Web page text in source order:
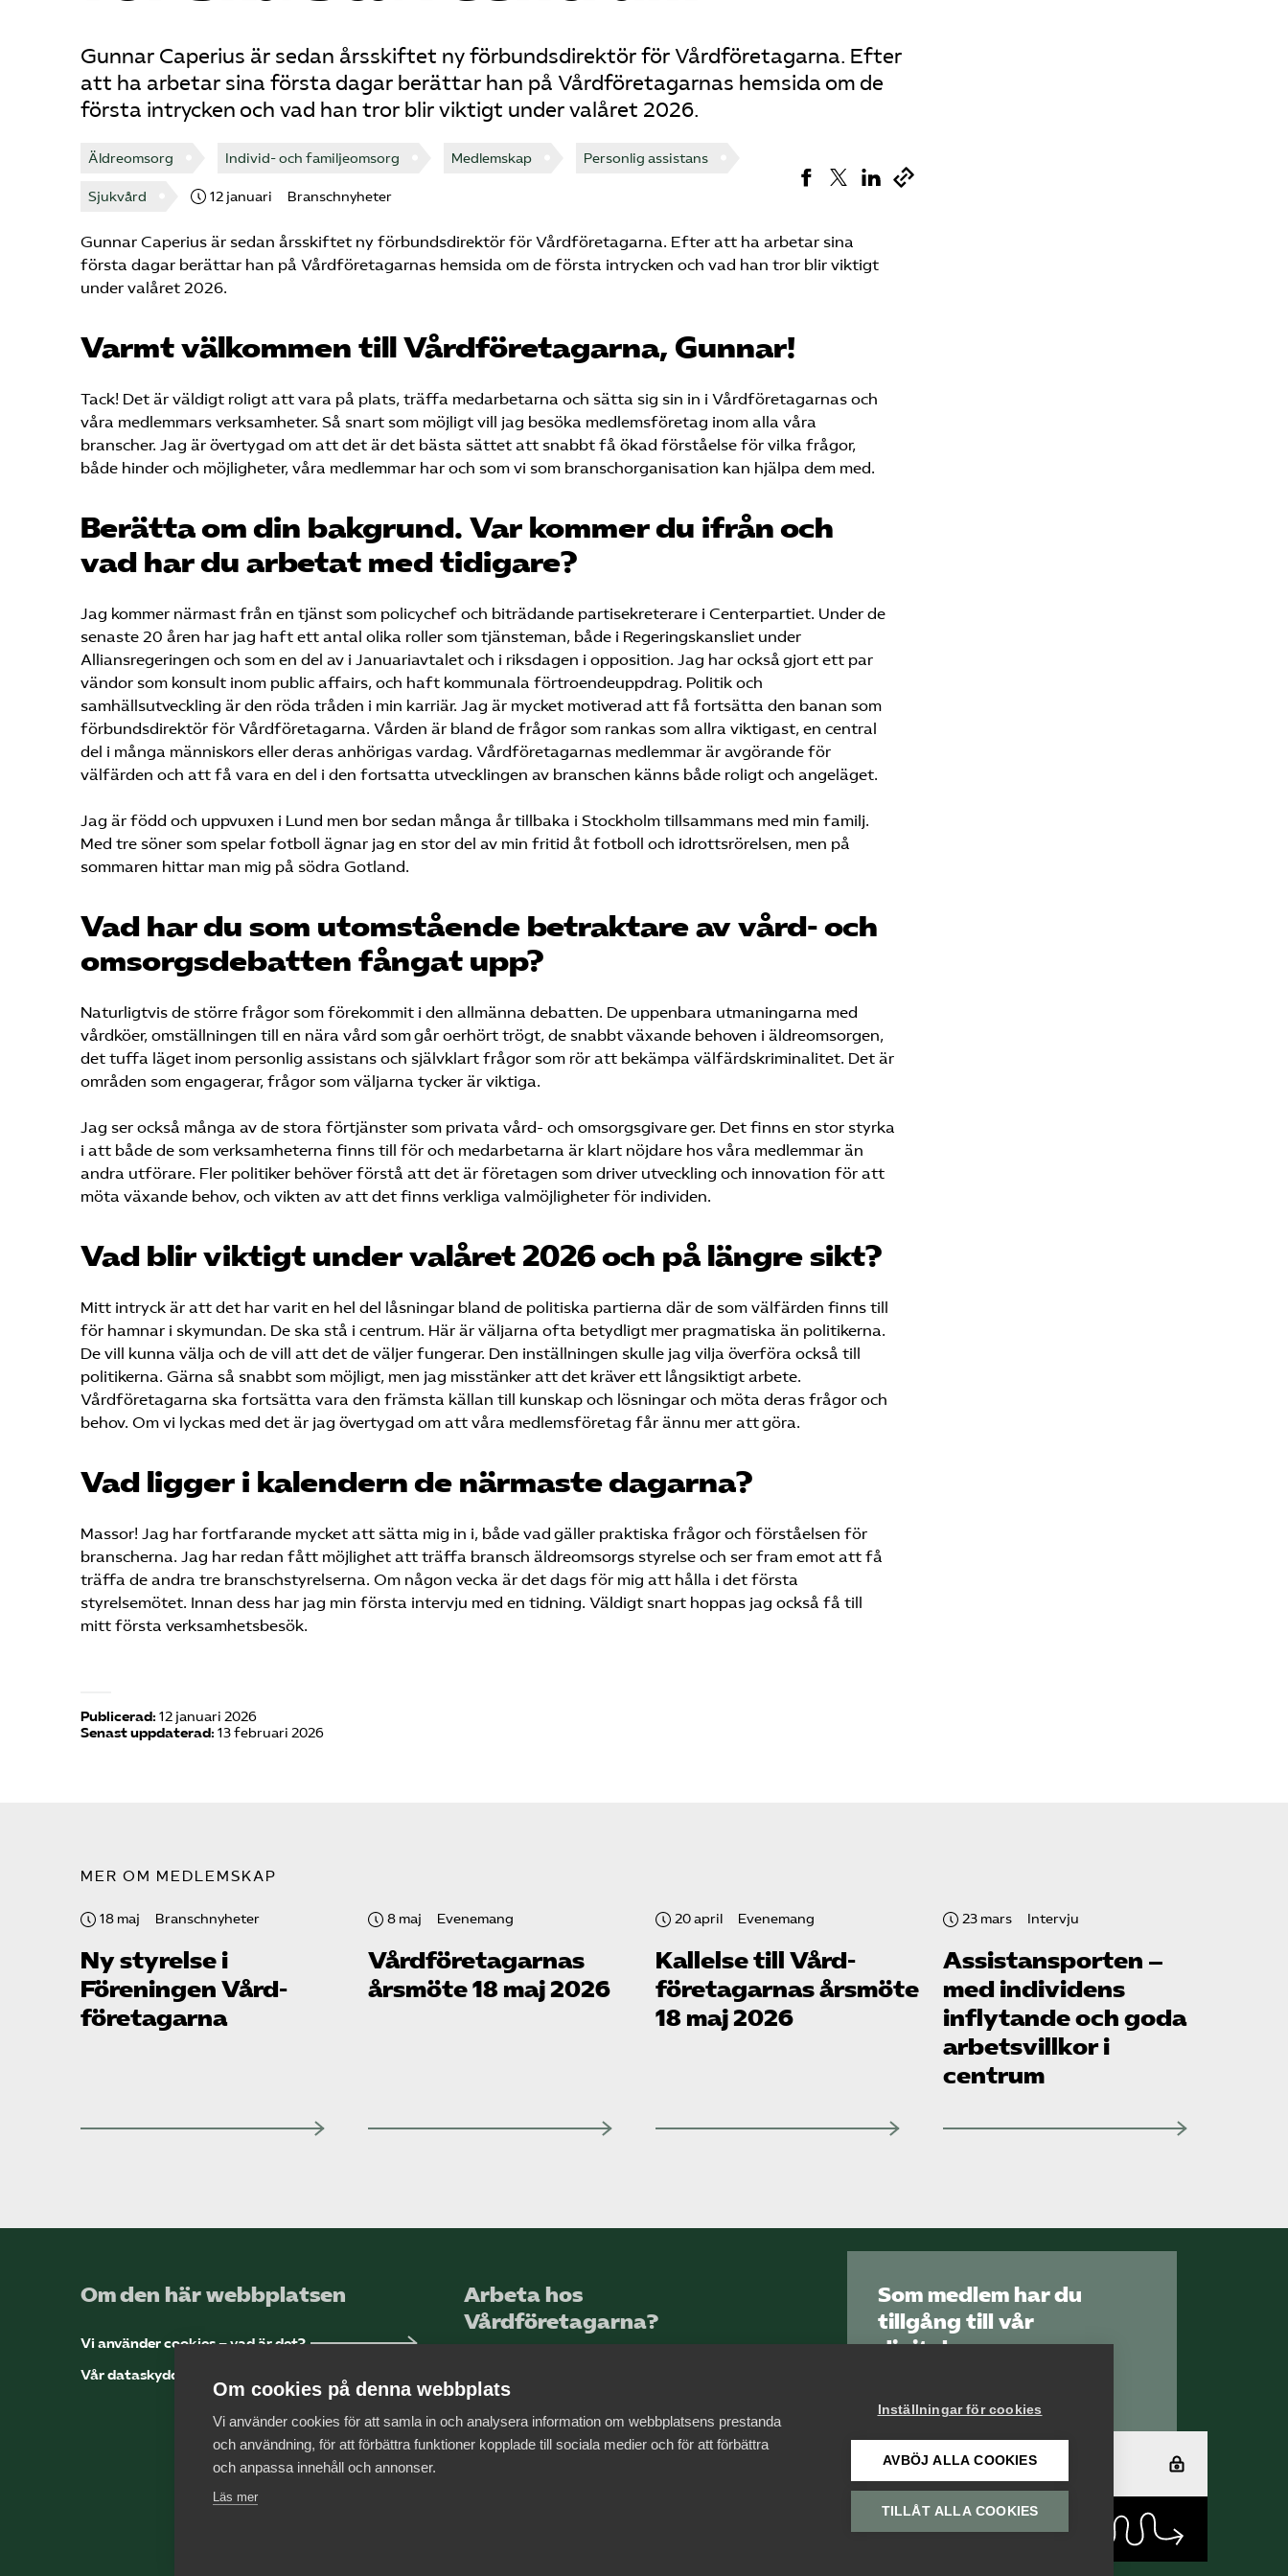
Gunnar Caperius är sedan årsskiftet ny förbundsdirektör för Vårdföretagarna. Efter
att ha arbetar sina första dagar berättar han på Vårdföretagarnas hemsida om de
första intrycken och vad han tror blir viktigt under valåret 2026.
Äldreomsorg Individ- och familjeomsorg Medlemskap Personlig assistans
Sjukvård 12 januari Branschnyheter
Gunnar Caperius är sedan årsskiftet ny förbundsdirektör för Vårdföretagarna. Efter att ha arbetar sina
första dagar berättar han på Vårdföretagarnas hemsida om de första intrycken och vad han tror blir viktigt
under valåret 2026.
Varmt välkommen till Vårdföretagarna, Gunnar!
Tack! Det är väldigt roligt att vara på plats, träffa medarbetarna och sätta sig sin in i Vårdföretagarnas och
våra medlemmars verksamheter. Så snart som möjligt vill jag besöka medlemsföretag inom alla våra
branscher. Jag är övertygad om att det är det bästa sättet att snabbt få ökad förståelse för vilka frågor,
både hinder och möjligheter, våra medlemmar har och som vi som branschorganisation kan hjälpa dem med.
Berätta om din bakgrund. Var kommer du ifrån och
vad har du arbetat med tidigare?
Jag kommer närmast från en tjänst som policychef och biträdande partisekreterare i Centerpartiet. Under de
senaste 20 åren har jag haft ett antal olika roller som tjänsteman, både i Regeringskansliet under
Alliansregeringen och som en del av i Januariavtalet och i riksdagen i opposition. Jag har också gjort ett par
vändor som konsult inom public affairs, och haft kommunala förtroendeuppdrag. Politik och
samhällsutveckling är den röda tråden i min karriär. Jag är mycket motiverad att få fortsätta den banan som
förbundsdirektör för Vårdföretagarna. Vården är bland de frågor som rankas som allra viktigast, en central
del i många människors eller deras anhörigas vardag. Vårdföretagarnas medlemmar är avgörande för
välfärden och att få vara en del i den fortsatta utvecklingen av branschen känns både roligt och angeläget.
Jag är född och uppvuxen i Lund men bor sedan många år tillbaka i Stockholm tillsammans med min familj.
Med tre söner som spelar fotboll ägnar jag en stor del av min fritid åt fotboll och idrottsrörelsen, men på
sommaren hittar man mig på södra Gotland.
Vad har du som utomstående betraktare av vård- och
omsorgsdebatten fångat upp?
Naturligtvis de större frågor som förekommit i den allmänna debatten. De uppenbara utmaningarna med
vårdköer, omställningen till en nära vård som går oerhört trögt, de snabbt växande behoven i äldreomsorgen,
det tuffa läget inom personlig assistans och självklart frågor som rör att bekämpa välfärdskriminalitet. Det är
områden som engagerar, frågor som väljarna tycker är viktiga.
Jag ser också många av de stora förtjänster som privata vård- och omsorgsgivare ger. Det finns en stor styrka
i att både de som verksamheterna finns till för och medarbetarna är klart nöjdare hos våra medlemmar än
andra utförare. Fler politiker behöver förstå att det är företagen som driver utveckling och innovation för att
möta växande behov, och vikten av att det finns verkliga valmöjligheter för individen.
Vad blir viktigt under valåret 2026 och på längre sikt?
Mitt intryck är att det har varit en hel del låsningar bland de politiska partierna där de som välfärden finns till
för hamnar i skymundan. De ska stå i centrum. Här är väljarna ofta betydligt mer pragmatiska än politikerna.
De vill kunna välja och de vill att det de väljer fungerar. Den inställningen skulle jag vilja överföra också till
politikerna. Gärna så snabbt som möjligt, men jag misstänker att det kräver ett långsiktigt arbete.
Vårdföretagarna ska fortsätta vara den främsta källan till kunskap och lösningar och möta deras frågor och
behov. Om vi lyckas med det är jag övertygad om att våra medlemsföretag får ännu mer att göra.
Vad ligger i kalendern de närmaste dagarna?
Massor! Jag har fortfarande mycket att sätta mig in i, både vad gäller praktiska frågor och förståelsen för
branscherna. Jag har redan fått möjlighet att träffa bransch äldreomsorgs styrelse och ser fram emot att få
träffa de andra tre branschstyrelserna. Om någon vecka är det dags för mig att hålla i det första
styrelsemötet. Innan dess har jag min första intervju med en tidning. Väldigt snart hoppas jag också få till
mitt första verksamhetsbesök.
Publicerad: 12 januari 2026
Senast uppdaterad: 13 februari 2026
MER OM MEDLEMSKAP
18 maj Branschnyheter
Ny styrelse i
Föreningen Vård­
företagarna
8 maj Evenemang
Vård­företagarnas
årsmöte 18 maj 2026
20 april Evenemang
Kallelse till Vård­
företagarnas årsmöte
18 maj 2026
23 mars Intervju
Assistansporten –
med individens
inflytande och goda
arbetsvillkor i
centrum
Om den här webbplatsen
Vi använder cookies – vad är det?
Vår dataskyddspolicy
Arbeta hos
Vårdföretagarna?
Som medlem har du
tillgång till vår
digitala
Arbetsgivarguiden
Logga in
Bli medlem
Om cookies på denna webbplats
Vi använder cookies för att samla in och analysera information om webbplatsens prestanda
och användning, för att förbättra funktioner kopplade till sociala medier och för att förbättra
och anpassa innehåll och annonser.
Läs mer
Inställningar för cookies
AVBÖJ ALLA COOKIES
TILLÅT ALLA COOKIES